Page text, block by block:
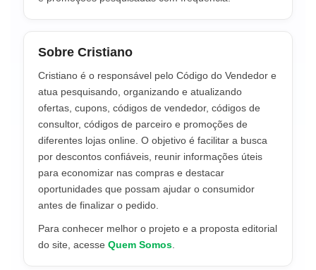
Sobre Cristiano
Cristiano é o responsável pelo Código do Vendedor e
atua pesquisando, organizando e atualizando
ofertas, cupons, códigos de vendedor, códigos de
consultor, códigos de parceiro e promoções de
diferentes lojas online. O objetivo é facilitar a busca
por descontos confiáveis, reunir informações úteis
para economizar nas compras e destacar
oportunidades que possam ajudar o consumidor
antes de finalizar o pedido.
Para conhecer melhor o projeto e a proposta editorial
do site, acesse Quem Somos